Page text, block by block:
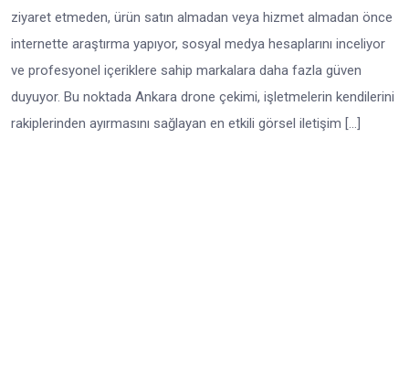
ziyaret etmeden, ürün satın almadan veya hizmet almadan önce
internette araştırma yapıyor, sosyal medya hesaplarını inceliyor
ve profesyonel içeriklere sahip markalara daha fazla güven
duyuyor. Bu noktada Ankara drone çekimi, işletmelerin kendilerini
rakiplerinden ayırmasını sağlayan en etkili görsel iletişim […]